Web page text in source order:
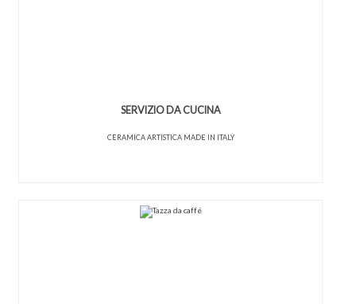
SERVIZIO DA CUCINA
CERAMICA ARTISTICA MADE IN ITALY